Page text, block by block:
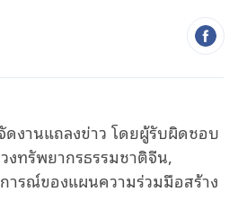
งานแถลงข่าว โดยผู้รับผิดชอบ
ทรัพยากรธรรมชาติจีน,
รณ์ของแผนความร่วมมือสร้าง